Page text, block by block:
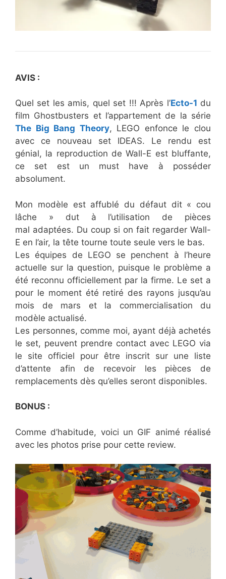
AVIS :
Quel set les amis, quel set !!! Après l’Ecto-1 du
film Ghostbusters et l’appartement de la série
The Big Bang Theory, LEGO enfonce le clou
avec ce nouveau set IDEAS. Le rendu est
génial, la reproduction de Wall-E est bluffante,
ce set est un must have à posséder
absolument.
Mon modèle est affublé du défaut dit « cou
lâche » dut à l’utilisation de pièces
mal adaptées. Du coup si on fait regarder Wall-
E en l’air, la tête tourne toute seule vers le bas.
Les équipes de LEGO se penchent à l’heure
actuelle sur la question, puisque le problème a
été reconnu officiellement par la firme. Le set a
pour le moment été retiré des rayons jusqu’au
mois de mars et la commercialisation du
modèle actualisé.
Les personnes, comme moi, ayant déjà achetés
le set, peuvent prendre contact avec LEGO via
le site officiel pour être inscrit sur une liste
d’attente afin de recevoir les pièces de
remplacements dès qu’elles seront disponibles.
BONUS :
Comme d’habitude, voici un GIF animé réalisé
avec les photos prise pour cette review.